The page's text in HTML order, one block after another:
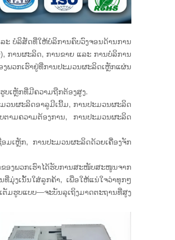
ລະ ບໍລິສັດທີ່ໃຫ້ບໍລິການຄົບວົງຈອນດ້ານການ
ການຜະລິດ, ການຂາຍ ແລະ ການບໍລິການ
ພວກເຮົາຢູ່ທີ່ການປະມວນຜະລິດເຫຼັກແຜ່ນ
ບເຫຼັກທີ່ມີຄວາມຖືກຕ້ອງສູງ.
ວນຜະລິດອາລູມີເນີ້ມ, ການປະມວນຜະລິດ
າມຄວາມຕ້ອງການ, ການປະມວນຜະລິດ
ມເຫຼັກ, ການປະມວນຜະລິດດ້ວຍເຄື່ອງຈັກ
ອງພວກເຮົາໄດ້ຮັບການສະໜັບສະໜູນຈາກ
ມຸ່ງເນັ້ນໃສ່ລູກຄ້າ, ເພື່ອໃຫ້ແນ່ໃຈວ່າທຸກໆ
ມຮູບແບບ—ຈະບັນລຸເຖິງມາດຕະຖານທີ່ສູງ